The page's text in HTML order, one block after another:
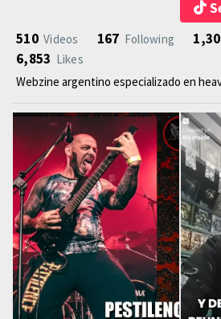
510 Videos 167 Following
6,853 Likes
Webzine argentino especializado en